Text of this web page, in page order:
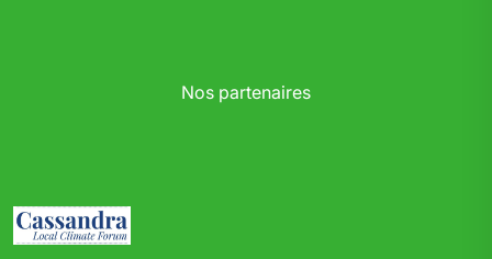
Nos partenaires